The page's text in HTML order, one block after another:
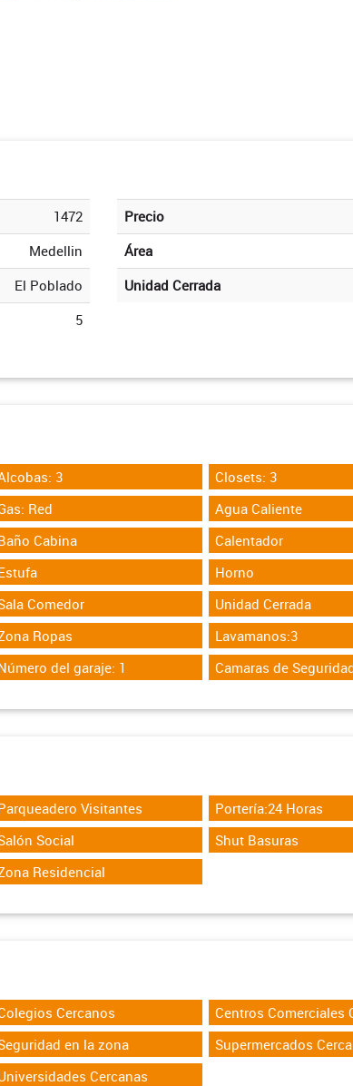
1472
Medellin
El Poblado
5
Precio
Área
Unidad Cerrada
3
Closets: 3
Red
Agua Caliente
Cabina
Calentador
Horno
Comedor
Unidad Cerrada
Ropas
Lavamanos:3
del garaje: 1 Camaras de
Visitantes
Portería:24 Horas
Social
Shut Basuras
Residencial
Cercanos
Centros Comerciales
en la zona
Supermercados
Cercanas